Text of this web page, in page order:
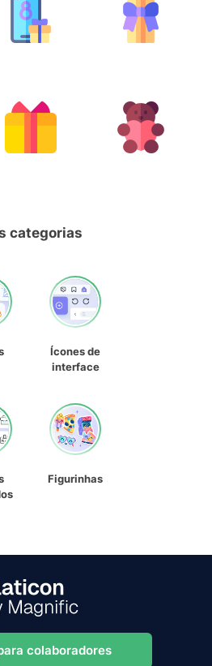
categorias
Ícones de
interface
Figurinhas
colaboradores